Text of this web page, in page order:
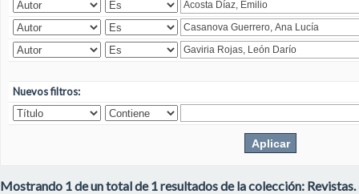
Nuevos filtros:
Mostrando 1 de un total de 1 resultados de la colección: Revistas.